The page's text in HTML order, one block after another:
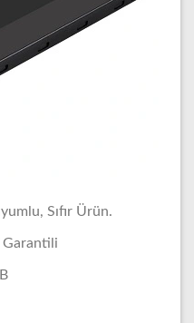
Sıfır Ürün.
Garantili